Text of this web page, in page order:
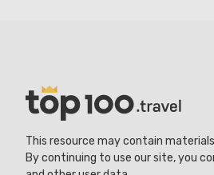
This resource may contain
By continuing to use our site, you